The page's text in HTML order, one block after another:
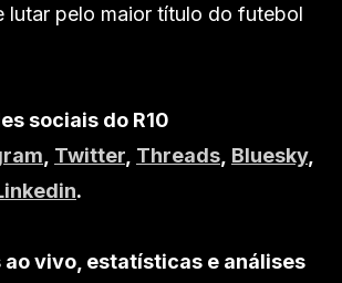
lutar pelo maior título do futebol
sociais do R10
Twitter Threads Bluesky,
.
ao vivo, estatísticas e análises